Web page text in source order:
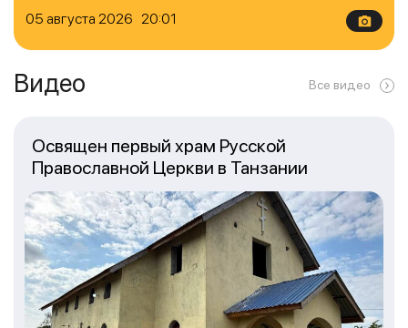
05 августа 2026 20:01
Видео Все видео
Освящен первый храм Русской
Православной Церкви в Танзании